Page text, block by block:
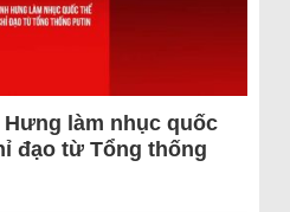
làm nhục quốc
đạo từ Tổng thống